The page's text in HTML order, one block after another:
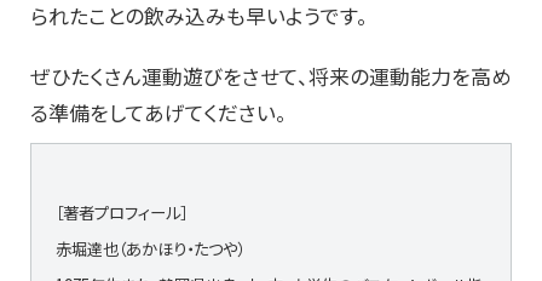
られたことの飲み込みも早いようです。
ぜひたくさん運動遊びをさせて、将来の運動能力を高め
る準備をしてあげてください。
［著者プロフィール］
赤堀達也（あかほり・たつや）